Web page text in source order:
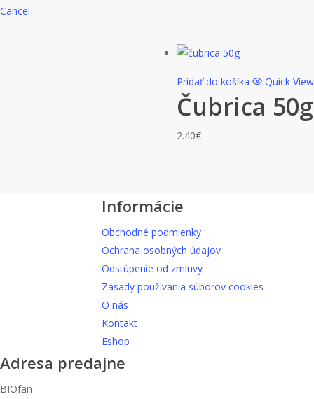
Cancel
Pridať do košíka Quick View
Čubrica 50g
2.40€
Informácie
Obchodné podmienky
Ochrana osobných údajov
Odstúpenie od zmluvy
Zásady používania súborov cookies
O nás
Kontakt
Eshop
Adresa predajne
BIOfan